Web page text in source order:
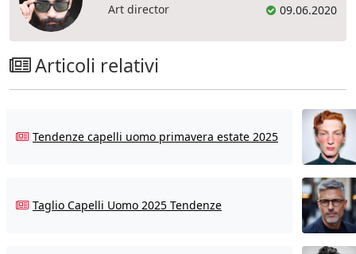
Art director
09.06.2020
Articoli relativi
Tendenze capelli uomo primavera estate 2025
Taglio Capelli Uomo 2025 Tendenze